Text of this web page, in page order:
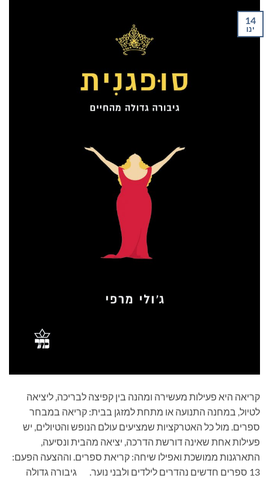
14
ינו
קריאה היא פעילות מעשירה ומהנה בין קפיצה לבריכה, ליציאה
לטיול, במחנה התנועה או מתחת למזגן בבית: קריאה במבחר
ספרים. מול כל האטרקציות שמציעים עולם הנופש והטיולים, יש
פעילות אחת שאינה דורשת הדרכה, יציאה מהבית ונסיעה,
התארגנות ממושכת ואפילו שיחה: קריאת ספרים. וההצעה הפעם:
13 ספרים חדשים נהדרים לילדים ולבני נוער. גיבורה גדולה